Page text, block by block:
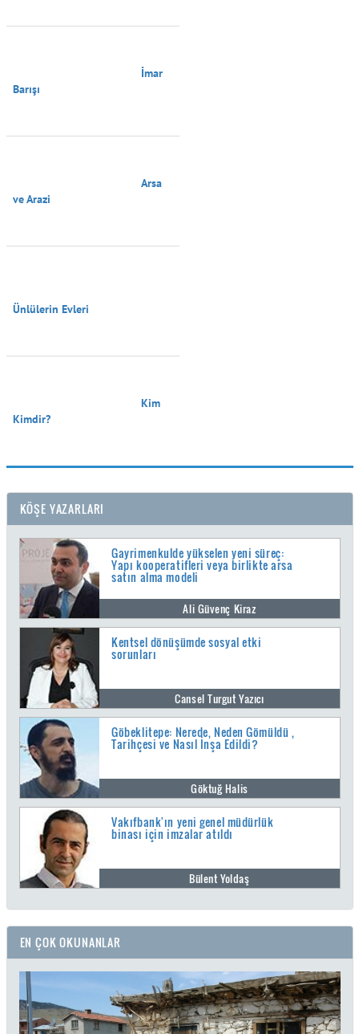
Barışı
ve Arazi
Ünlülerin Evleri
Kimdir?
KÖŞE YAZARLARI
Gayrimenkulde yükselen yeni süreç:
Yapı kooperatifleri veya birlikte arsa
satın alma modeli
Ali Güvenç Kiraz
Kentsel dönüşümde sosyal etki
sorunları
Cansel Turgut Yazıcı
Göbeklitepe: Nerede, Neden Gömüldü ,
Tarihçesi ve Nasıl İnşa Edildi?
Göktuğ Halis
Vakıfbank'ın yeni genel müdürlük
binası için imzalar atıldı
Bülent Yoldaş
EN ÇOK OKUNANLAR